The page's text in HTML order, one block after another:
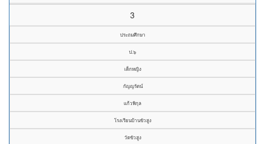
3
ประถมศึกษา
ป.๖
เด็กหญิง
กัญญรัตน์
แก้วพิกุล
โรงเรียนบ้านขัวสูง
วัดขัวสูง